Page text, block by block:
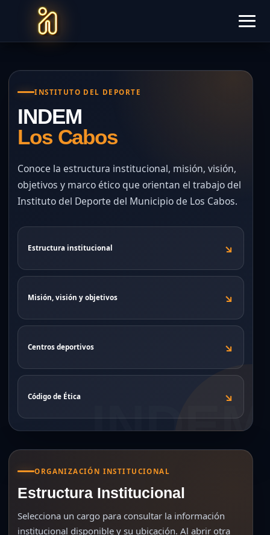
INSTITUTO DEL DEPORTE
INDEM
Los Cabos
Conoce la estructura institucional, misión, visión,
objetivos y marco ético que orientan el trabajo del
Instituto del Deporte del Municipio de Los Cabos.
Estructura institucional ↘
Misión, visión y objetivos ↘
Centros deportivos ↘
Código de Ética ↘
ORGANIZACIÓN INSTITUCIONAL
Estructura Institucional
Selecciona un cargo para consultar la información
institucional disponible y su ubicación. Al abrir otra